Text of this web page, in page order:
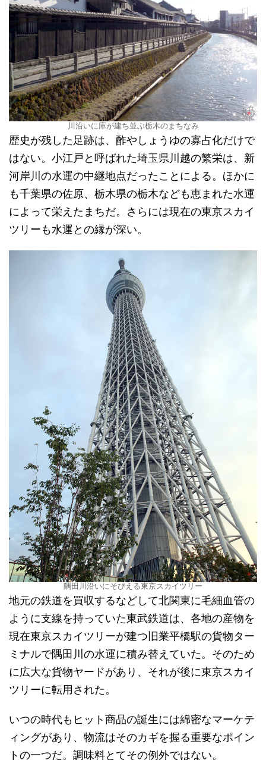
川沿いに庫が建ち並ぶ栃木のまちなみ
歴史が残した足跡は、酢やしょうゆの寡占化だけで
はない。小江戸と呼ばれた埼玉県川越の繁栄は、新
河岸川の水運の中継地点だったことによる。ほかに
も千葉県の佐原、栃木県の栃木なども恵まれた水運
によって栄えたまちだ。さらには現在の東京スカイ
ツリーも水運との縁が深い。
隅田川沿いにそびえる東京スカイツリー
地元の鉄道を買収するなどして北関東に毛細血管の
ように支線を持っていた東武鉄道は、各地の産物を
現在東京スカイツリーが建つ旧業平橋駅の貨物ター
ミナルで隅田川の水運に積み替えていた。そのため
に広大な貨物ヤードがあり、それが後に東京スカイ
ツリーに転用された。
いつの時代もヒット商品の誕生には綿密なマーケテ
ィングがあり、物流はそのカギを握る重要なポイン
トの一つだ。調味料とてその例外ではない。